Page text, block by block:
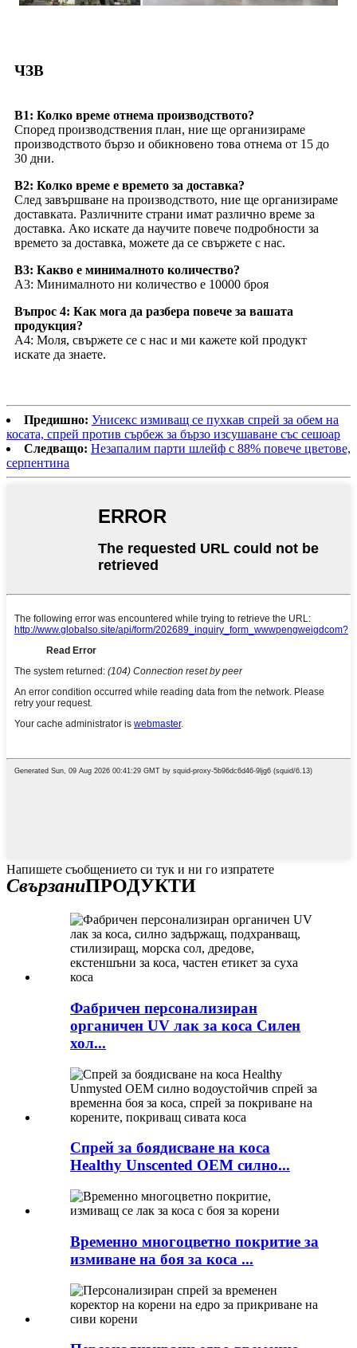
ЧЗВ
В1: Колко време отнема производството?
Според производствения план, ние ще организираме
производството бързо и обикновено това отнема от 15 до
30 дни.
В2: Колко време е времето за доставка?
След завършване на производството, ние ще организираме
доставката. Различните страни имат различно време за
доставка. Ако искате да научите повече подробности за
времето за доставка, можете да се свържете с нас.
В3: Какво е минималното количество?
A3: Минималното ни количество е 10000 броя
Въпрос 4: Как мога да разбера повече за вашата
продукция?
A4: Моля, свържете се с нас и ми кажете кой продукт
искате да знаете.
Предишно: Унисекс измиващ се пухкав спрей за обем на
косата, спрей против сърбеж за бързо изсушаване със сешоар
Следващо: Незапалим парти шлейф с 88% повече цветове,
серпентина
Напишете съобщението си тук и ни го изпратете
СвързаниПРОДУКТИ
Фабричен персонализиран
органичен UV лак за коса Силен
хол...
Спрей за боядисване на коса
Healthy Unscented OEM силно...
Временно многоцветно покритие за
измиване на боя за коса ...